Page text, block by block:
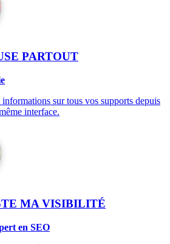
PARTOUT
sur tous vos supports depuis
interface.
MA VISIBILITÉ
en SEO